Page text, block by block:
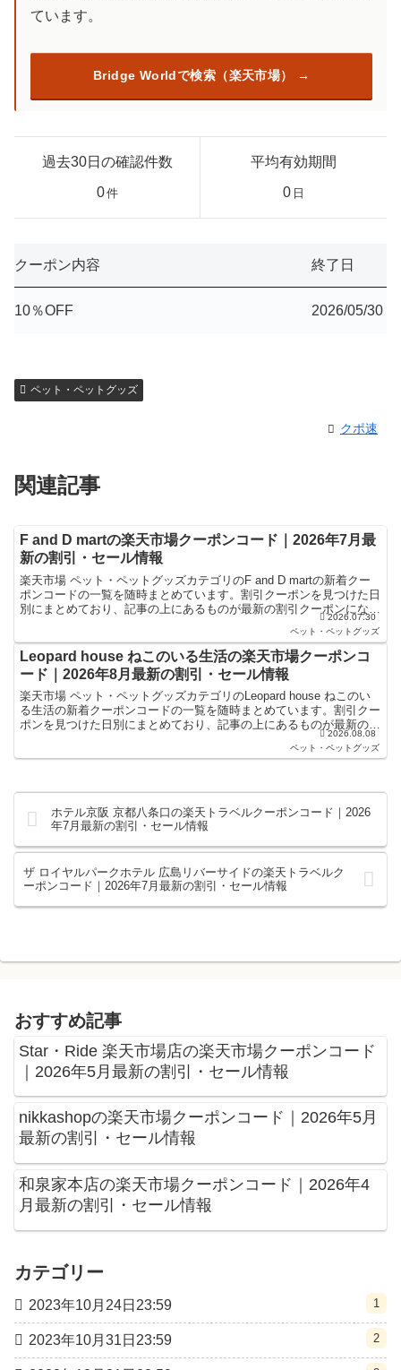
ています。
Bridge Worldで検索（楽天市場）
過去30日の確認件数
0件
平均有効期間
0 日
クーポン内容 終了日
10％OFF 2026/05/30
ペット・ペットグッズ
クポ速
関連記事
F and D martの楽天市場クーポンコード｜2026年7月最
新の割引・セール情報
楽天市場 ペット・ペットグッズカテゴリのF and D martの新着クー
ポンコードの一覧を随時まとめています。割引クーポンを見つけた日
別にまとめており、記事の上にあるものが最新の割引クーポンになり
2026.07.30
ペット・ペットグッズ
Leopard house ねこのいる生活の楽天市場クーポンコ
ード｜2026年8月最新の割引・セール情報
楽天市場 ペット・ペットグッズカテゴリのLeopard house ねこのい
る生活の新着クーポンコードの一覧を随時まとめています。割引クー
ポンを見つけた日別にまとめており、記事の上にあるものが最新の割
2026.08.08
ペット・ペットグッズ
ホテル京阪 京都八条口の楽天トラベルクーポンコード｜2026
年7月最新の割引・セール情報
ザ ロイヤルパークホテル 広島リバーサイドの楽天トラベルク
ーポンコード｜2026年7月最新の割引・セール情報
おすすめ記事
Star・Ride 楽天市場店の楽天市場クーポンコード
｜2026年5月最新の割引・セール情報
nikkashopの楽天市場クーポンコード｜2026年5月
最新の割引・セール情報
和泉家本店の楽天市場クーポンコード｜2026年4
月最新の割引・セール情報
カテゴリー
2023年10月24日23:59 1
2023年10月31日23:59 2